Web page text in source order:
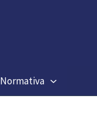
Normativa